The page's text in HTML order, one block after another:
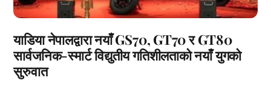
याडिया नेपालद्वारा नयाँ GS70, GT70 र GT80
सार्वजनिक-स्मार्ट विद्युतीय गतिशीलताको नयाँ युगको
सुरुवात